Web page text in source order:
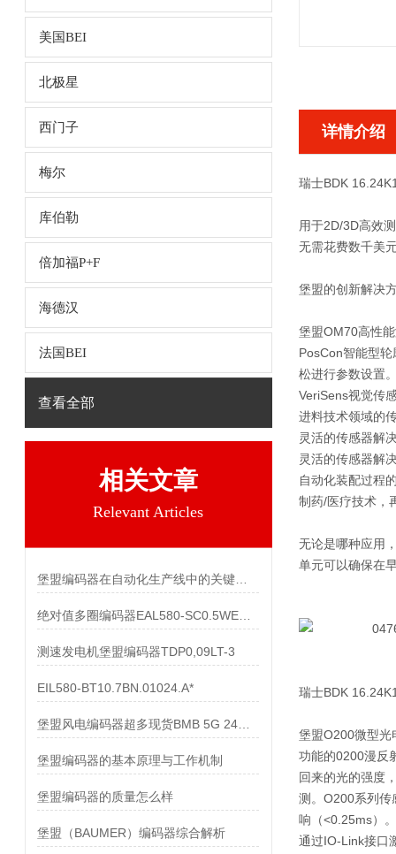
美国BEI
北极星
西门子
梅尔
库伯勒
倍加福P+F
海德汉
法国BEI
查看全部
相关文章
Relevant Articles
测速发电机堡盟编码器TDP0,09LT-3
EIL580-BT10.7BN.01024.A*
堡盟编码器的基本原理与工作机制
堡盟编码器的质量怎么样
堡盟（BAUMER）编码器综合解析
详情介绍
瑞士BDK
用于2D/3D高效
无需花费数千美
堡盟的创新解决
堡盟OM70高性
PosCon智能型
松进行参数设置
VeriSens视觉传
进料技术领域的
灵活的传感器解
灵活的传感器解
自动化装配过程
制药/医疗技术，
无论是哪种应用
单元可以确保在
瑞士BDK
堡盟O200微型光
功能的0200漫反
回来的光的强度
测。O200系列传
响（<0.25ms）
通过IO-Link接口